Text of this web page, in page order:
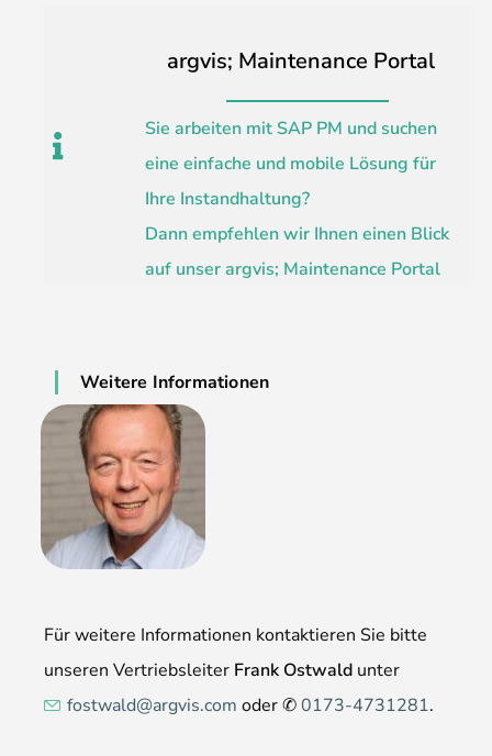
argvis; Maintenance Portal
Sie arbeiten mit SAP PM und suchen
eine einfache und mobile Lösung für
Ihre Instandhaltung?
Dann empfehlen wir Ihnen einen Blick
auf unser argvis; Maintenance Portal
Weitere Informationen
Für weitere Informationen kontaktieren Sie bitte
unseren Vertriebsleiter Frank Ostwald unter
fostwald@argvis.com oder ✆0173-4731281.